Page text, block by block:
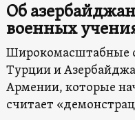
Об
военных
Широкомасштабные
Турции и
Армении, которые
считает